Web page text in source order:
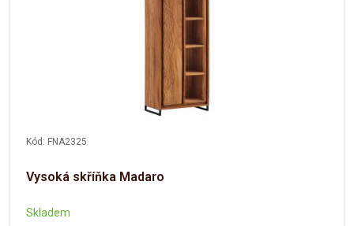
Kód: FNA2325
Vysoká skříňka Madaro
Skladem